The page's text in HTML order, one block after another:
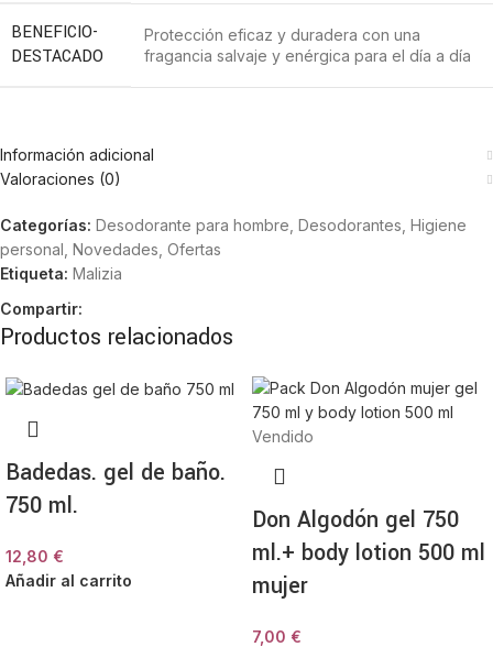
BENEFICIO-
DESTACADO
Protección eficaz y duradera con una
fragancia salvaje y enérgica para el día a día
Información adicional
Valoraciones (0)
Categorías: Desodorante para hombre Desodorantes Higiene
personal Novedades Ofertas
Etiqueta: Malizia
Compartir:
Productos relacionados
Badedas. gel de baño.
750 ml.
12,80 €
Añadir al carrito
Vendido
Don Algodón gel 750
ml.+ body lotion 500 ml
mujer
7,00 €